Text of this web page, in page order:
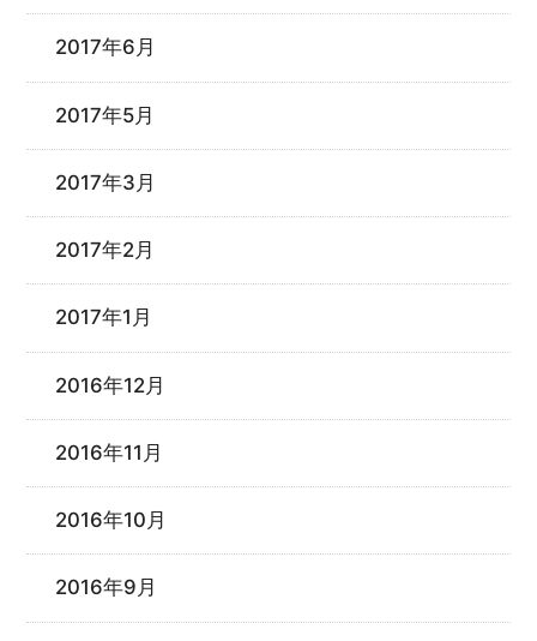
2017年6月
2017年5月
2017年3月
2017年2月
2017年1月
2016年12月
2016年11月
2016年10月
2016年9月